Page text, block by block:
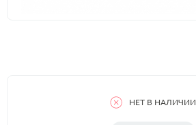
НЕТ В НАЛИЧИИ